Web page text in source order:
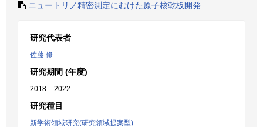
ニュートリノ精密測定にむけた原子核乾板開発
研究代表者
佐藤 修
研究期間 (年度)
2018 – 2022
研究種目
新学術領域研究(研究領域提案型)